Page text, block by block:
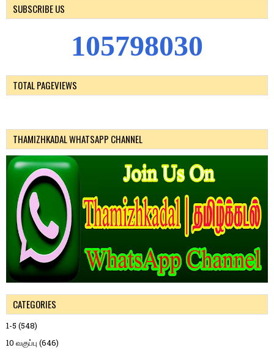
SUBSCRIBE US
105798030
TOTAL PAGEVIEWS
THAMIZHKADAL WHATSAPP CHANNEL
CATEGORIES
1-5 (548)
10 வகுப்பு (646)